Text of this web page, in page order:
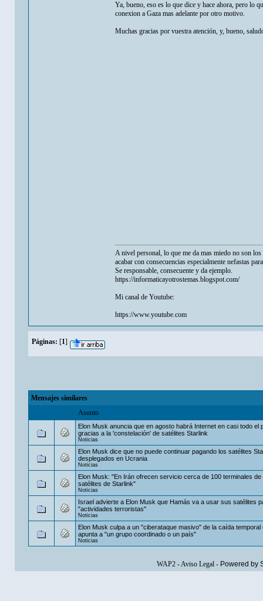
Ya, bueno, eso es lo que dice y hace ahora, pero lo
conexion a Gaza mas adelante por otro motivo.
Muchas gracias por vuestra atención, y, bueno,
A nivel personal, lo que me da mas miedo no son
acabar con consecuencias especialmente nefastas
Se responsable, consecuente y da ejemplo.
https://informaticayotrostemas.blogspot.com/
Mi canal de Youtube:
https://www.youtube.com
Páginas: [1]
Mensajes similares
Asunto
Elon Musk anuncia que en agosto habrá Internet en casi todo el
gracias a la 'constelación' de satélites Starlink
Noticias
Elon Musk dice que no puede continuar pagando los satélites
desplegados en Ucrania
Noticias
Elon Musk: "En Irán ofrecen servicio cerca de 100 terminales de
satélites de Starlink"
Noticias
Israel advierte a Elon Musk que Hamás va a usar sus satélites
"actividades terroristas"
Noticias
Elon Musk culpa a un "ciberataque masivo" de la caída temporal
apunta a "un grupo coordinado o un país"
Noticias
WAP2-Aviso Legal- Powered by